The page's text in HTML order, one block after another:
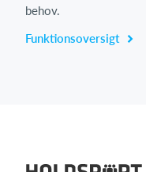
behov.
Funktionsoversigt